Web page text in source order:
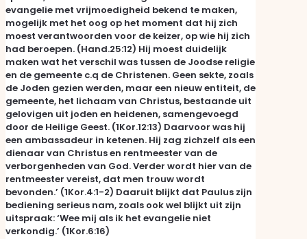
evangelie met vrijmoedigheid bekend te maken,
mogelijk met het oog op het moment dat hij zich
moest verantwoorden voor de keizer, op wie hij zich
had beroepen. (Hand.25:12) Hij moest duidelijk
maken wat het verschil was tussen de Joodse religie
en de gemeente c.q de Christenen. Geen sekte, zoals
de Joden gezien werden, maar een nieuw entiteit, de
gemeente, het lichaam van Christus, bestaande uit
gelovigen uit joden en heidenen, samengevoegd
door de Heilige Geest. (1Kor.12:13) Daarvoor was hij
een ambassadeur in ketenen. Hij zag zichzelf als een
dienaar van Christus en rentmeester van de
verborgenheden van God. Verder wordt hier van de
rentmeester vereist, dat men trouw wordt
bevonden.’ (1Kor.4:1-2) Daaruit blijkt dat Paulus zijn
bediening serieus nam, zoals ook wel blijkt uit zijn
uitspraak: ‘Wee mij als ik het evangelie niet
verkondig.’ (1Kor.6:16)